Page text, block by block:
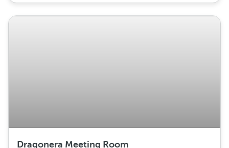
Dragonera Meeting Room